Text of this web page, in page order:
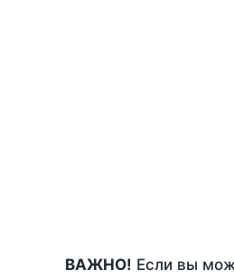
ВАЖНО! Если вы